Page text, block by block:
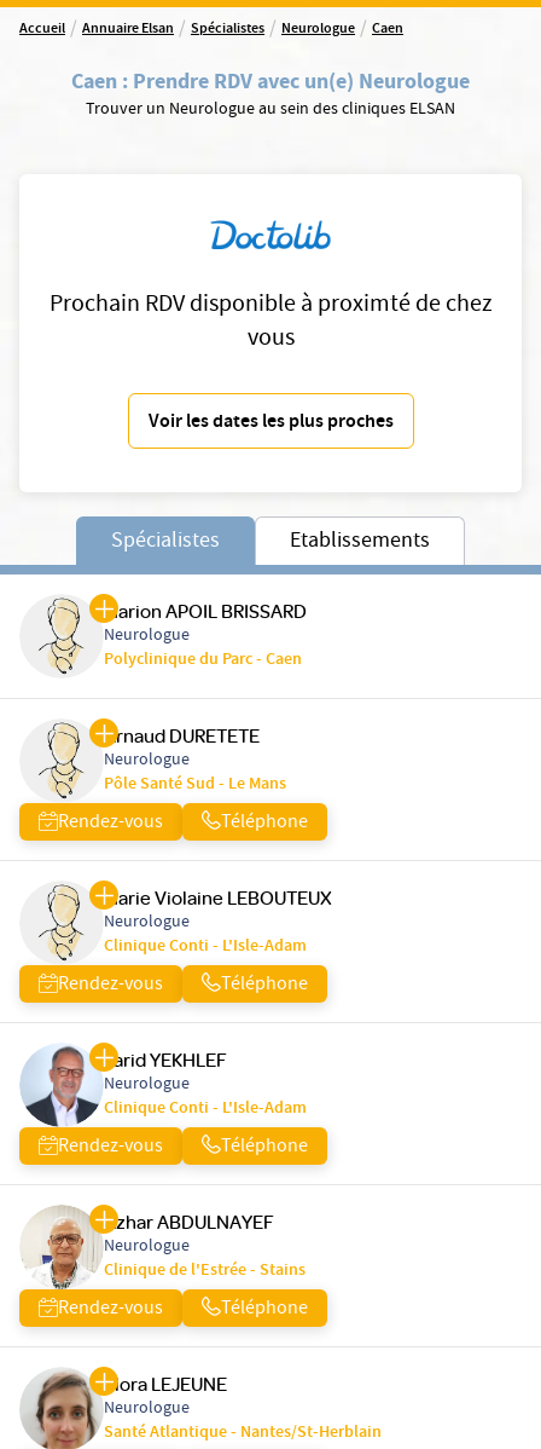
Accueil / Annuaire Elsan / Spécialistes / Neurologue / Caen
Caen : Prendre RDV avec un(e) Neurologue
Trouver un Neurologue au sein des cliniques ELSAN
Prochain RDV disponible à proximté de chez
vous
Voir les dates les plus proches
Spécialistes Etablissements
Marion APOIL BRISSARD
Neurologue
Polyclinique du Parc - Caen
Arnaud DURETETE
Neurologue
Pôle Santé Sud - Le Mans
Rendez-vous Téléphone
Marie Violaine LEBOUTEUX
Neurologue
Clinique Conti - L'Isle-Adam
Rendez-vous Téléphone
Farid YEKHLEF
Neurologue
Clinique Conti - L'Isle-Adam
Rendez-vous Téléphone
Azhar ABDULNAYEF
Neurologue
Clinique de l'Estrée - Stains
Rendez-vous Téléphone
Flora LEJEUNE
Neurologue
Santé Atlantique - Nantes/St-Herblain